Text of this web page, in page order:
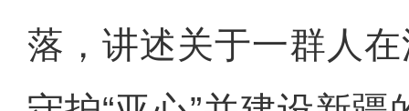
落，讲述关于一群人